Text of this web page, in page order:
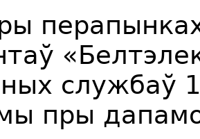
службаў
пры